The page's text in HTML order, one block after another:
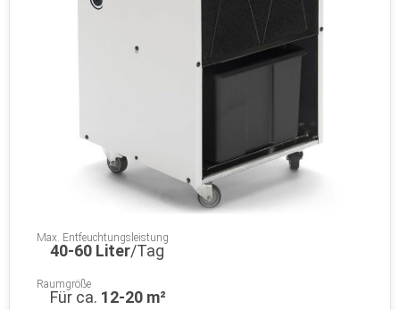
Max. Entfeuchtungsleistung
40-60 Liter/Tag
Raumgröße
Für ca. 12-20 m²